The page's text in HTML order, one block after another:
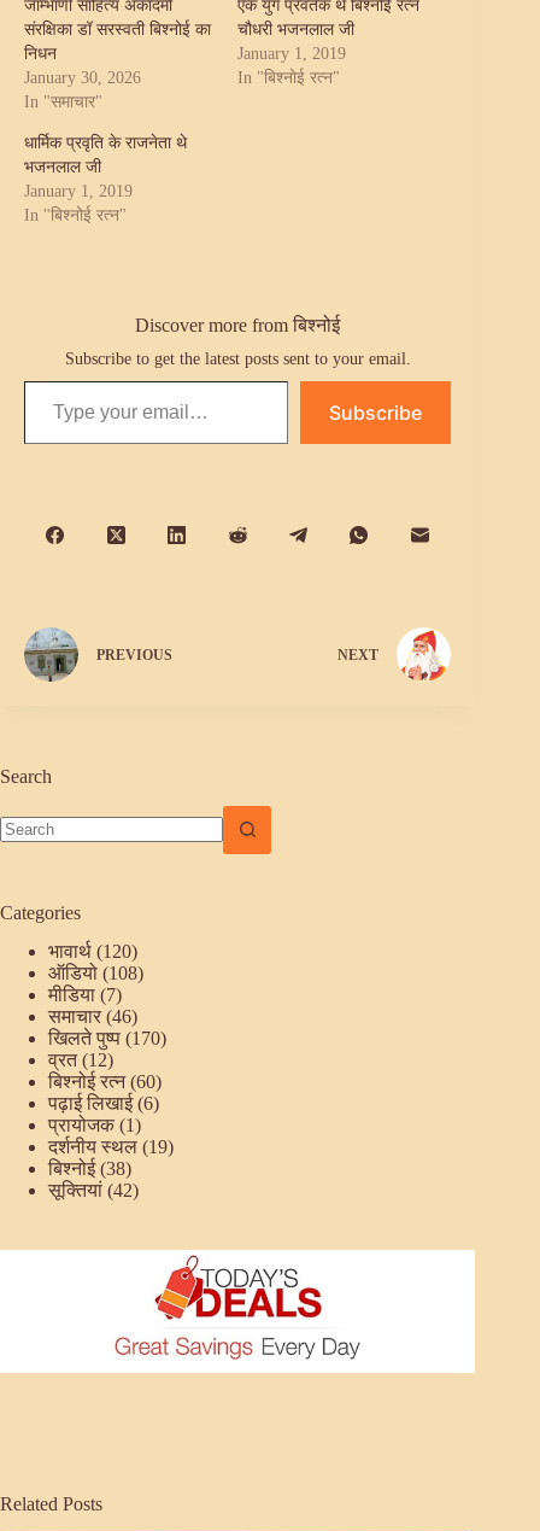
जाम्भाणी साहित्य अकादमी
संरक्षिका डॉ सरस्वती बिश्नोई का
निधन
January 30, 2026
In "समाचार"
एक युग प्रवर्तक थे बिश्नोई रत्न
चौधरी भजनलाल जी
January 1, 2019
In "बिश्नोई रत्न"
धार्मिक प्रवृति के राजनेता थे
भजनलाल जी
January 1, 2019
In "बिश्नोई रत्न"
Discover more from बिश्नोई
Subscribe to get the latest posts sent to your email.
Type your email…
Subscribe
PREVIOUS NEXT
Search
Categories
भावार्थ (120)
ऑडियो (108)
मीडिया (7)
समाचार (46)
खिलते पुष्प (170)
व्रत(12)
बिश्नोई रत्न(60)
पढ़ाई लिखाई(6)
प्रायोजक (1)
दर्शनीय स्थल (19)
बिश्नोई(38)
सूक्तियां (42)
Related Posts